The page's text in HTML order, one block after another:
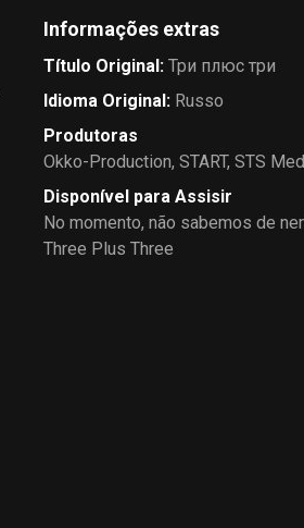
Informações extras
Título Original: Три плюс три
Idioma Original: Russo
Produtoras
Okko-Production, START, STS
Disponível para Assisir
No momento, não sabemos de
Three Plus Three